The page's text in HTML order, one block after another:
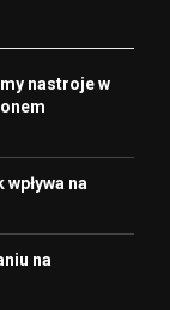
nastroje w
na
na